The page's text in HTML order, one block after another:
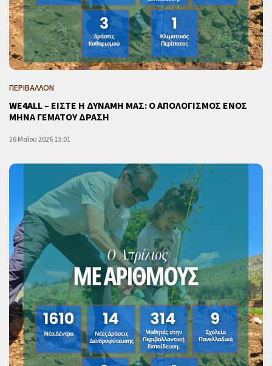
ΠΕΡΙΒΑΛΛΟΝ
WE4ALL – ΕΙΣΤΕ Η ΔΥΝΑΜΗ ΜΑΣ: Ο ΑΠΟΛΟΓΙΣΜΟΣ ΕΝΟΣ
ΜΗΝΑ ΓΕΜΑΤΟΥ ΔΡΑΣΗ
26 Μαΐου 2026 13:01